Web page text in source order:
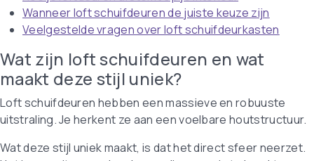
Wanneer loft schuifdeuren de juiste keuze zijn
Veelgestelde vragen over loft schuifdeurkasten
Wat zijn loft schuifdeuren en wat
maakt deze stijl uniek?
Loft schuifdeuren hebben een massieve en robuuste
uitstraling. Je herkent ze aan een voelbare houtstructuur.
Wat deze stijl uniek maakt, is dat het direct sfeer neerzet.